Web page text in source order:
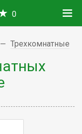
0
Трехкомнатные